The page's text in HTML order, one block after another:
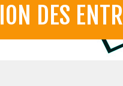
DES